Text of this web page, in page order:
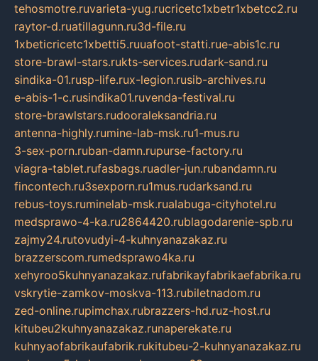
tehosmotre.ruvarieta-yug.rucricetc1xbetr1xbetcc2.ru
raytor-d.ruatillagunn.ru3d-file.ru
1xbeticricetc1xbetti5.ruuafoot-statti.rue-abis1c.ru
store-brawl-stars.rukts-services.rudark-sand.ru
sindika-01.rusp-life.rux-legion.rusib-archives.ru
e-abis-1-c.rusindika01.ruvenda-festival.ru
store-brawlstars.rudooraleksandria.ru
antenna-highly.rumine-lab-msk.ru1-mus.ru
3-sex-porn.ruban-damn.rupurse-factory.ru
viagra-tablet.rufasbags.ruadler-jun.rubandamn.ru
fincontech.ru3sexporn.ru1mus.rudarksand.ru
rebus-toys.ruminelab-msk.rualabuga-cityhotel.ru
medsprawo-4-ka.ru2864420.rublagodarenie-spb.ru
zajmy24.rutovudyi-4-kuhnyanazakaz.ru
brazzerscom.rumedsprawo4ka.ru
xehyroo5kuhnyanazakaz.rufabrikayfabrikaefabrika.ru
vskrytie-zamkov-moskva-113.rubiletnadom.ru
zed-online.rupimchax.rubrazzers-hd.ruz-host.ru
kitubeu2kuhnyanazakaz.runaperekate.ru
kuhnyaofabrikaufabrik.rukitubeu-2-kuhnyanazakaz.ru